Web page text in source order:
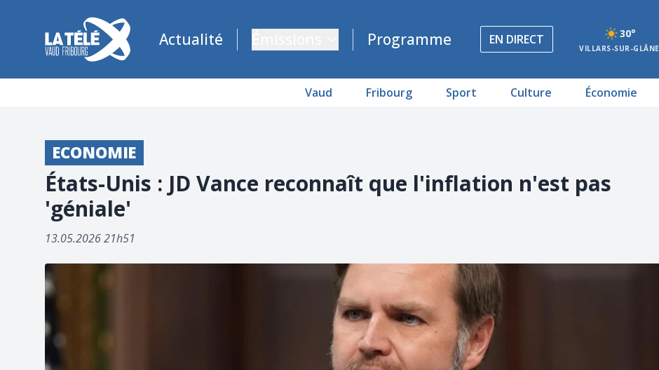
La Télé - Télévision régionale Vaud et Fribourg
Actualité Programme EN DIRECT 30°
VILLARS-SUR-GLÂNE
Vaud Fribourg Sport Culture Économie
ECONOMIE
États-Unis : JD Vance reconnaît que l'inflation n'est pas
'géniale'
13.05.2026 21h51